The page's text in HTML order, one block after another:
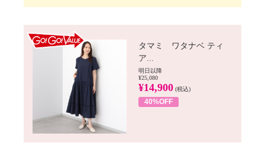
タマミ ワタナベ ティ
ア...
明日以降
¥25,080
¥14,900 (税込)
40%OFF